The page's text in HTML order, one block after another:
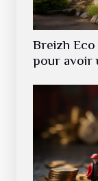
Breizh
pour avoir